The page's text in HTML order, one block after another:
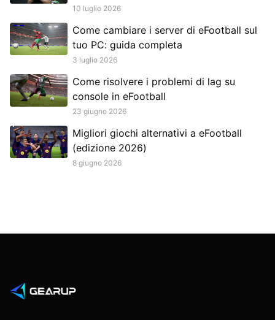
10 luglio 2026
Come cambiare i server di eFootball sul
tuo PC: guida completa
3 luglio 2026
Come risolvere i problemi di lag su
console in eFootball
23 giugno 2026
Migliori giochi alternativi a eFootball
(edizione 2026)
8 giugno 2026